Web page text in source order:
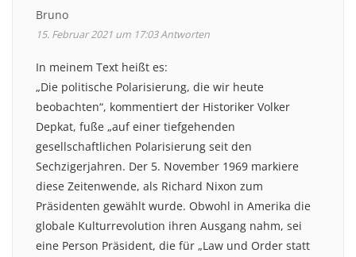
Bruno
15. Februar 2021 um 17:03Antworten
In meinem Text heißt es:
„Die politische Polarisierung, die wir heute
beobachten“, kommentiert der Historiker Volker
Depkat, fuße „auf einer tiefgehenden
gesellschaftlichen Polarisierung seit den
Sechzigerjahren. Der 5. November 1969 markiere
diese Zeitenwende, als Richard Nixon zum
Präsidenten gewählt wurde. Obwohl in Amerika die
globale Kulturrevolution ihren Ausgang nahm, sei
eine Person Präsident, die für „Law und Order statt